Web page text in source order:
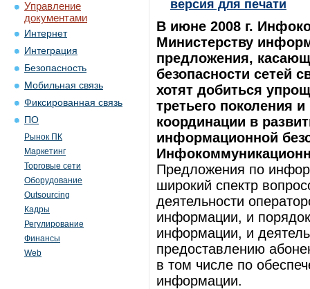
Управление
документами
Интернет
Интеграция
Безопасность
Мобильная связь
Фиксированная связь
ПО
Рынок ПК
Маркетинг
Торговые сети
Оборудование
Outsourcing
Кадры
Регулирование
Финансы
Web
версия для печати
В июне 2008 г.
Министерству
предложения,
безопасности сетей
хотят добиться
третьего поколения
координации в
информационной
Предложения по
широкий спектр
деятельности
информации, и
информации, и
предоставлению
в том числе по
информации.